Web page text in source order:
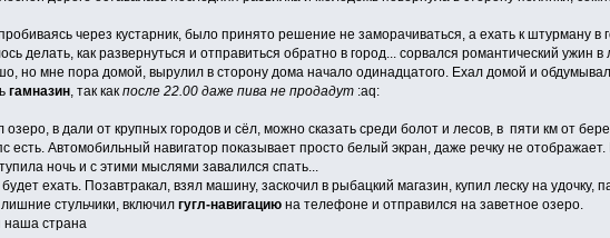
через кустарник, было принято решение не заморачиваться, а ехать к штурману в
делать, как развернуться и отправиться обратно в город... сорвался романтический ужин в
но мне пора домой, вырулил в сторону дома начало одинадцатого. Ехал домой и
гамназин, так как после 22.00 даже пива не продадут:aq:
в дали от крупных городов и сёл, можно сказать среди болот и лесов, в пяти км от
есть. Автомобильный навигатор показывает просто белый экран, даже речку не
ночь и с этими мыслями завалился спать...
ехать. Позавтракал, взял машину, заскочил в рыбацкий магазин, купил леску на удочку,
стульчики, включил гугл-навигациюна телефоне и отправился на заветное озеро.
наша страна